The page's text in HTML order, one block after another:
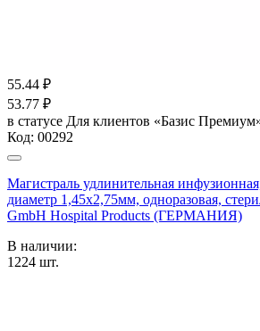
55.44 ₽
53.77 ₽
в статусе Для клиентов «Базис
Код: 00292
Магистраль удлинительная
диаметр 1,45х2,75мм, одноразовая,
GmbH Hospital Products (ГЕРМАНИЯ)
В наличии:
1224 шт.